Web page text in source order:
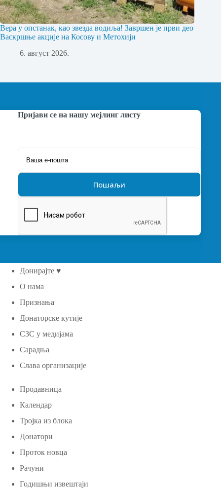
Вера у опстанак, као звезда водиља! Завршен је први део
Васкршње акције на Косову и Метохији
6. август 2026.
Пријави се на нашу мејлинг листу
Донирајте ♥
О нама
Признања
Донаторске кутије
СЗС у медијама
Сарадња
Слава организације
Продавница
Календар
Тројка из блока
Донатори
Проток новца
Рачуни
Годишњи извештаји